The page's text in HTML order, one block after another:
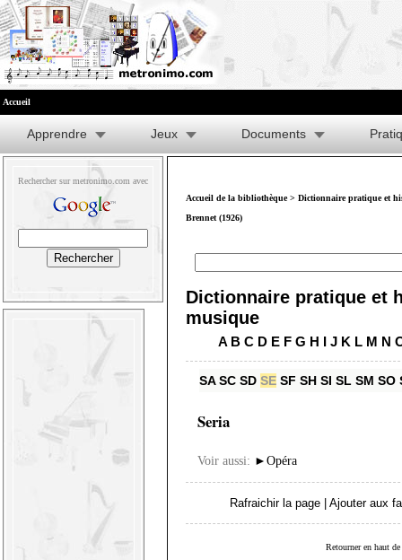
Accueil
Apprendre Jeux Documents
Rechercher sur metronimo.com avec
Accueil de la bibliothèque> Dictionnaire pratique et
Brennet (1926)
Dictionnaire pratique et
musique
A B C D E F G H I J K L M N
SA SC SD SE SF SH SI SL SM SO
Seria
Voir aussi: ► Opéra
Rafraichir la page Ajouter aux
Retourner en haut de